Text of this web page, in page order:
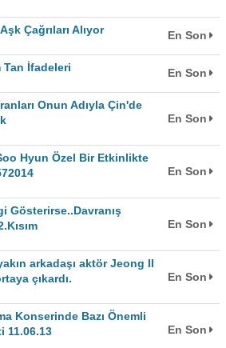
Çağrıları Alıyor En Son
Tan İfadeleri En Son
Onun Adıyla Çin'de
En Son
Hyun Özel Bir Etkinlikte
En Son
Gösterirse..Davranış
En Son
arkadaşı aktör Jeong Il
çıkardı.
En Son
Konserinde Bazı Önemli
11.06.13
En Son